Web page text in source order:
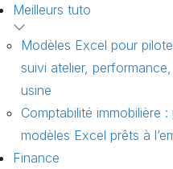
Meilleurs tuto
Modèles Excel pour
suivi atelier,
usine
Comptabilité immobilière
modèles Excel prêts à
Finance